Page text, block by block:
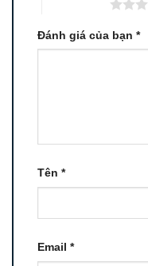
Đánh giá của bạn *
Tên *
Email *